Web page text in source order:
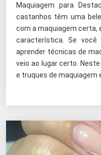
Maquiagem para
castanhos têm uma
com a maquiagem certa,
característica. Se
aprender técnicas de
veio ao lugar certo.
e truques de maquiagem